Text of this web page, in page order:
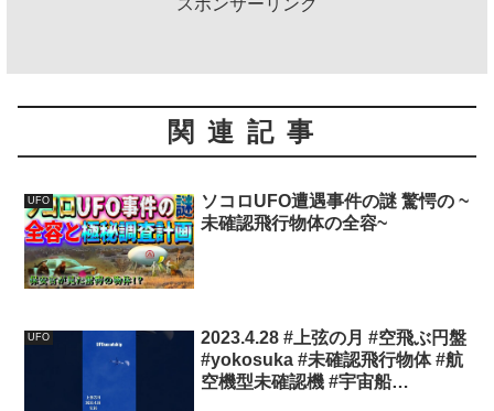
スポンサーリンク
関連記事
UFO
ソコロUFO遭遇事件の謎 驚愕の ~
未確認飛行物体の全容~
UFO
2023.4.28 #上弦の月 #空飛ぶ円盤
#yokosuka #未確認飛行物体 #航
空機型未確認機 #宇宙船